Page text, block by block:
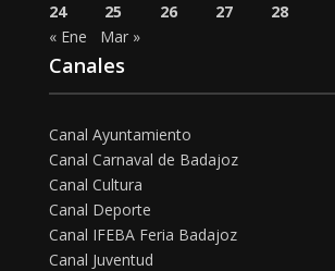
24
25 26 27
28
« Ene
Mar »
Canales
Canal Ayuntamiento
Canal Carnaval de Badajoz
Canal Cultura
Canal Deporte
Canal IFEBA Feria Badajoz
Canal Juventud